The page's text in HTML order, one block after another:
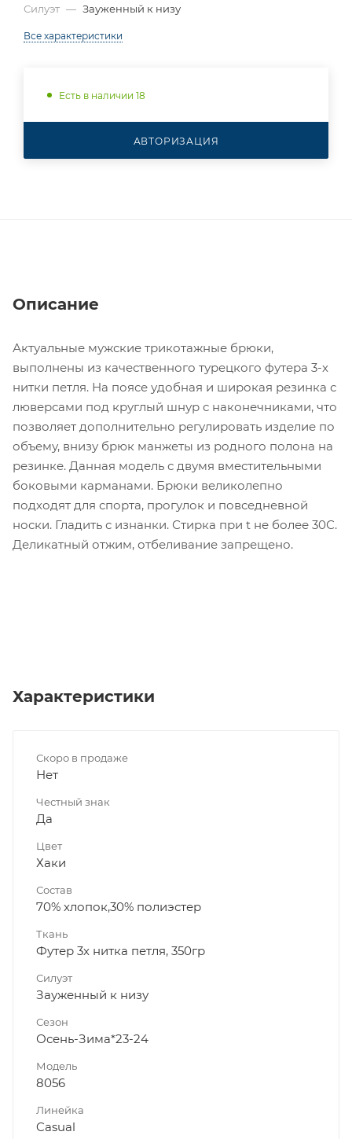
Силуэт — Зауженный к низу
Все характеристики
Есть в наличии 18
АВТОРИЗАЦИЯ
Описание
Актуальные мужские трикотажные брюки,
выполнены из качественного турецкого футера 3-х
нитки петля. На поясе удобная и широкая резинка с
люверсами под круглый шнур с наконечниками, что
позволяет дополнительно регулировать изделие по
объему, внизу брюк манжеты из родного полона на
резинке. Данная модель с двумя вместительными
боковыми карманами. Брюки великолепно
подходят для спорта, прогулок и повседневной
носки. Гладить с изнанки. Стирка при t не более 30С.
Деликатный отжим, отбеливание запрещено.
Характеристики
Скоро в продаже
Нет
Честный знак
Да
Цвет
Хаки
Состав
70% хлопок,30% полиэстер
Ткань
Футер 3х нитка петля, 350гр
Силуэт
Зауженный к низу
Сезон
Осень-Зима*23-24
Модель
8056
Линейка
Casual